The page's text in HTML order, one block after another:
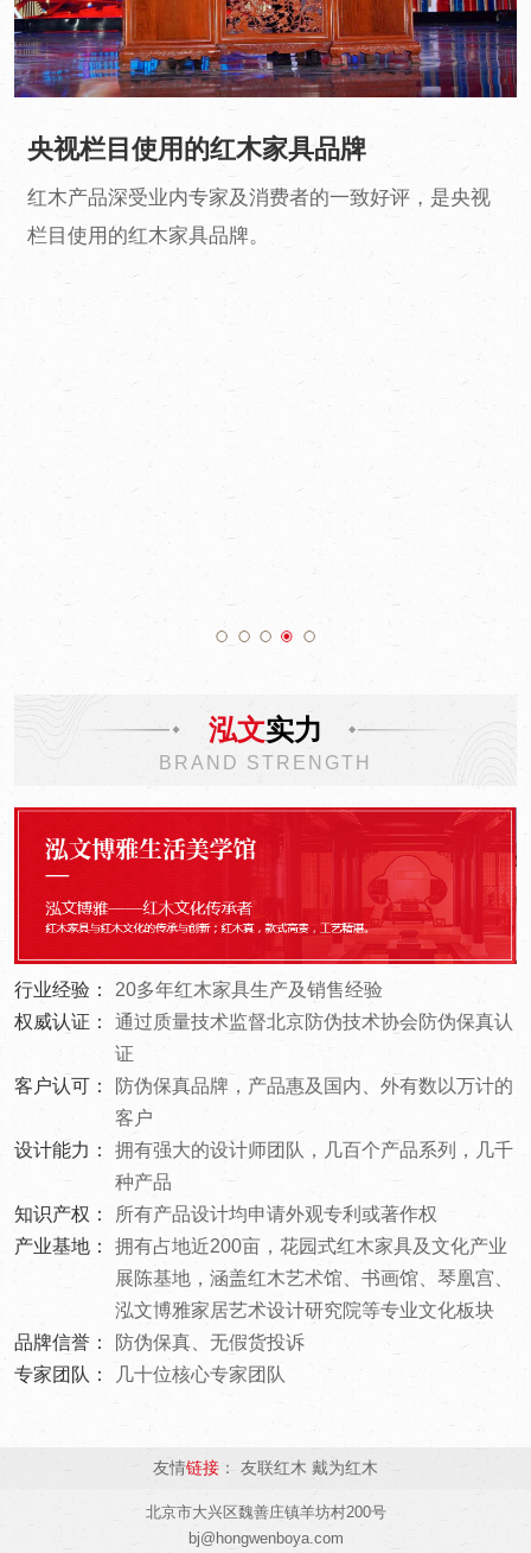
名家云集 专利设计
泓文博雅家居艺术设计研究院由院长李凤崧（清华大
学教授），执行院长潘海英，执行院长戴爱国，副院
（清华美院教授）
，艺术顾问刘巨德（清华美院
泓文实力
BRAND STRENGTH
行业经验：
20多年红木家具生产及销售经验
权威认证：
通过质量技术监督北京防伪技术协会防伪保真认
证
客户认可：
防伪保真品牌，产品惠及国内、外有数以万计的
客户
设计能力：
拥有强大的设计师团队，几百个产品系列，几千
种产品
知识产权：
所有产品设计均申请外观专利或著作权
产业基地：
拥有占地近200亩，花园式红木家具及文化产业
展陈基地，涵盖红木艺术馆、书画馆、琴凰宫、
泓文博雅家居艺术设计研究院等专业文化板块
品牌信誉：
防伪保真、无假货投诉
专家团队：
几十位核心专家团队
友情链接 ： 友联红木 戴为红木
北京市大兴区魏善庄镇羊坊村200号
bj@hongwenboya.com